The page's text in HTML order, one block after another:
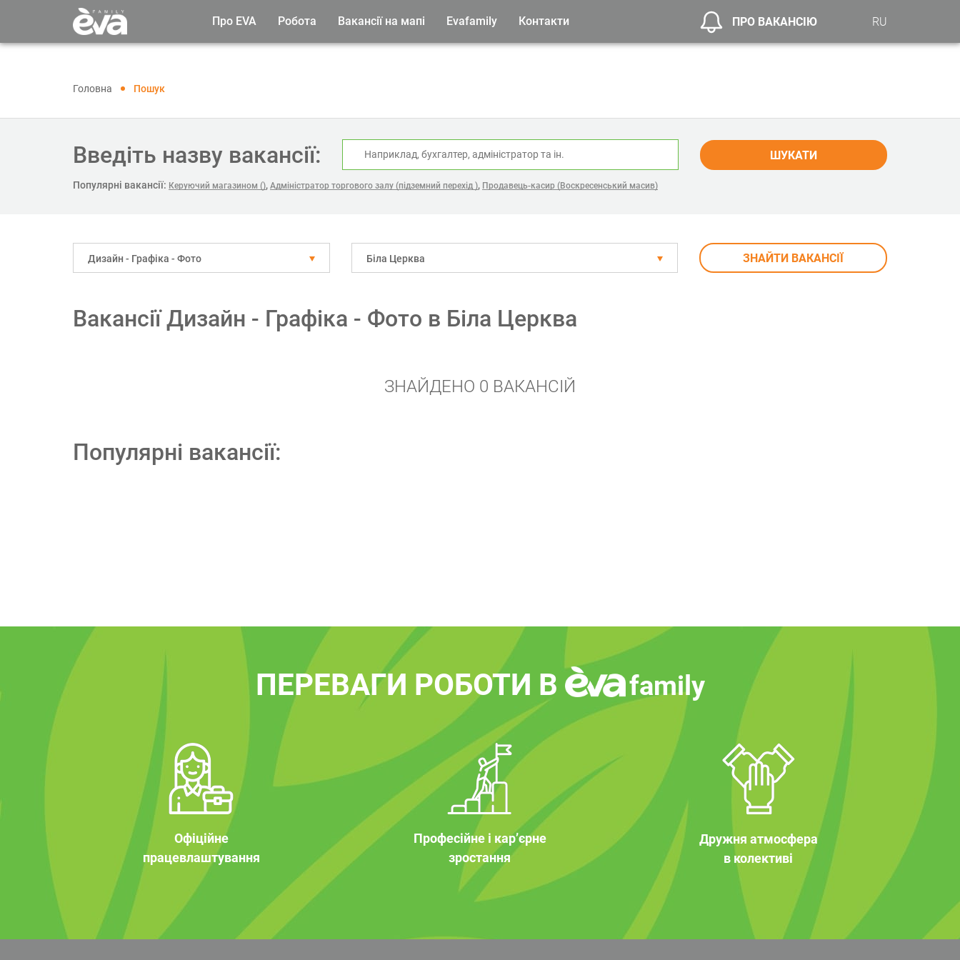
Про EVA Робота Вакансії на мапі Evafamily Контакти ПРО ВАКАНСІЮ RU
Головна Пошук
Введіть назву вакансії: ШУКАТИ
Популярні вакансії: Керуючий магазином (), Адміністратор торгового залу (підземний перехід ), Продавець-касир (Воскресенський масив)
Дизайн - Графіка - Фото Біла Церква ЗНАЙТИ ВАКАНСІЇ
Вакансії Дизайн - Графіка - Фото в Біла Церква
ЗНАЙДЕНО 0 ВАКАНСІЙ
Популярні вакансії:
ПЕРЕВАГИ РОБОТИ В family
Офіційне
працевлаштування
Професійне і кар’єрне
зростання
Дружня атмосфера
в колективі